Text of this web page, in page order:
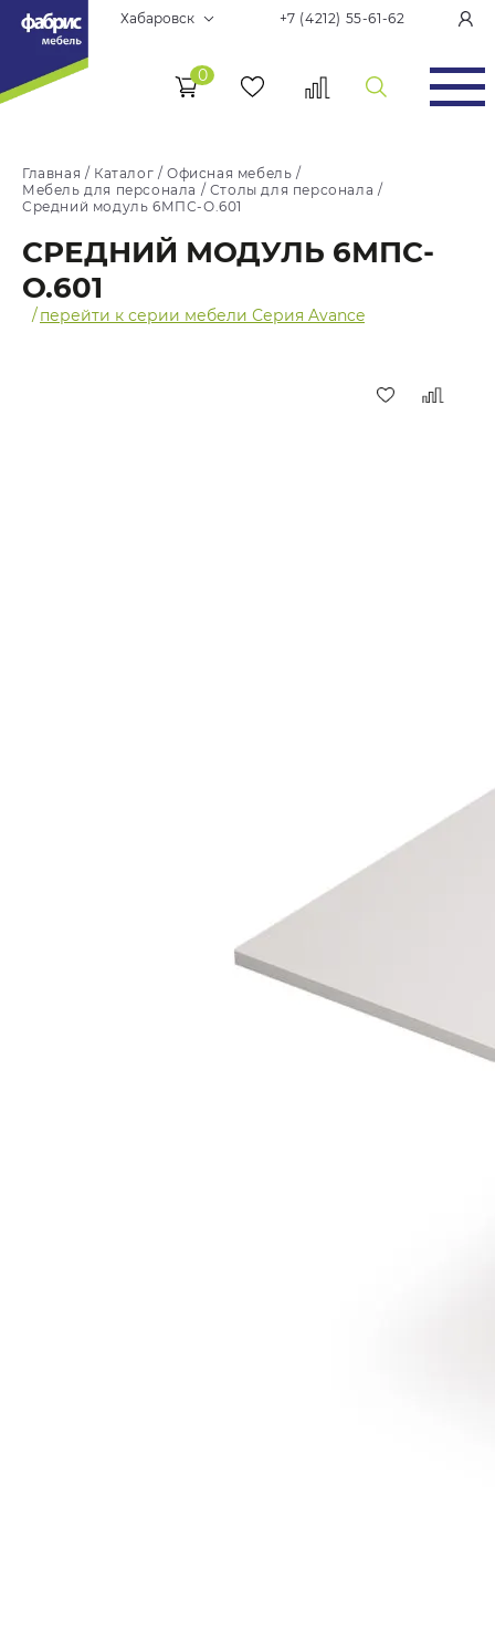
Хабаровск +7 (4212) 55-61-62
0
Главная / Каталог /Офисная мебель /
Мебель для персонала / Столы для персонала /
Средний модуль 6МПС-О.601
СРЕДНИЙ МОДУЛЬ 6МПС-
О.601
/перейти к серии мебели Серия Avance